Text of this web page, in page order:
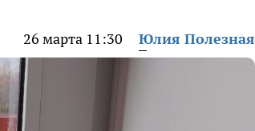
26 марта 11:30 Юлия Полезная